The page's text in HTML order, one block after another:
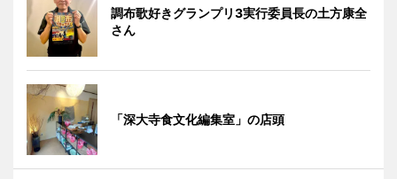
調布歌好きグランプリ3実行委員長の土方康全
さん
「深大寺食文化編集室」の店頭